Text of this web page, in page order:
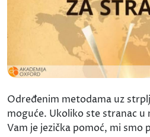
Određenim metodama uz
moguće. Ukoliko ste stranac
Vam je jezička pomoć, mi smo